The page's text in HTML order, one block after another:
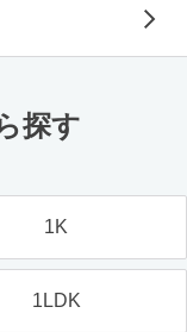
探す
1K
1LDK